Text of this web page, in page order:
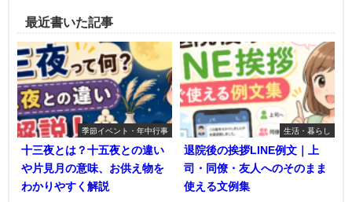
最近書いた記事
季節イベント・年中行事
十三夜とは？十五夜との違い
や片見月の意味、お供え物を
わかりやすく解説
生活・暮らし
退院後の挨拶LINE例文｜上
司・同僚・友人へのそのまま
使える文例集